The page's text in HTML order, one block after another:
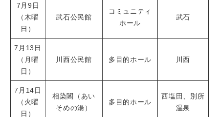
7月9日
（木曜
日）
武石公民館
コミュニティ
ホール
武石
7月13日
（月曜
日）
川西公民館 多目的ホール 川西
7月14日
（火曜
日）
相染閣（あい
そめの湯）
多目的ホール
西塩田、別所
温泉